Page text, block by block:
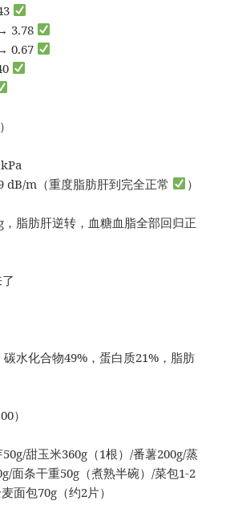
3.78
0.67
dB/m（重度脂肪肝到完全正常
）
脂肪肝逆转，血糖血脂全部回归正
碳水化合物49%，蛋白质21%，脂肪
）
甜玉米360g（1根）/番薯200g/蒸
面条干重50g（煮熟半碗）/菜包1-2
面包70g（约2片）